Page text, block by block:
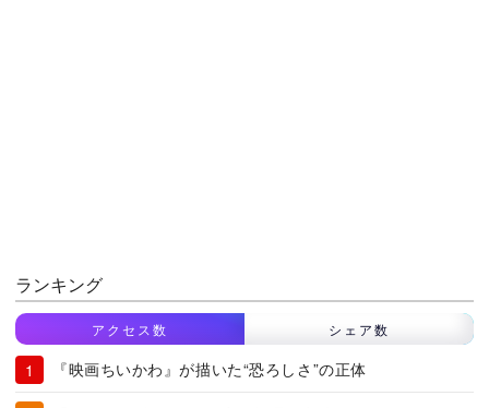
ランキング
アクセス数 シェア数
『映画ちいかわ』が描いた“恐ろしさ”の正体